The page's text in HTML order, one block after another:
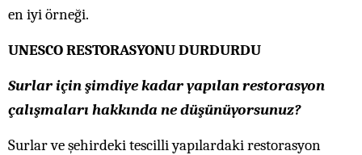
en iyi örneği.
UNESCO RESTORASYONU DURDURDU
Surlar için şimdiye kadar yapılan restorasyon
çalışmaları hakkında ne düşünüyorsunuz?
Surlar ve şehirdeki tescilli yapılardaki restorasyon